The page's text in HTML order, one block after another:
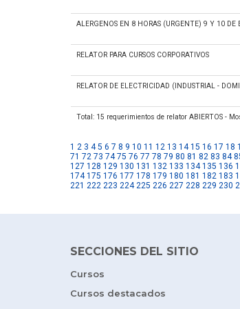
ALERGENOS EN 8 HORAS (URGENTE) 9 Y 10 DE
RELATOR PARA CURSOS CORPORATIVOS
RELATOR DE ELECTRICIDAD (INDUSTRIAL -
Total: 15 requerimientos de relator ABIERTOS -
1 2 3 4 5 6 7 8 9 10 11 12 13 14 15 16 17 18
71 72 73 74 75 76 77 78 79 80 81 82 83 84
127 128 129 130 131 132 133 134 135 136
174 175 176 177 178 179 180 181 182 183
221 222 223 224 225 226 227 228 229 230
SECCIONES DEL SITIO
Cursos
Cursos destacados